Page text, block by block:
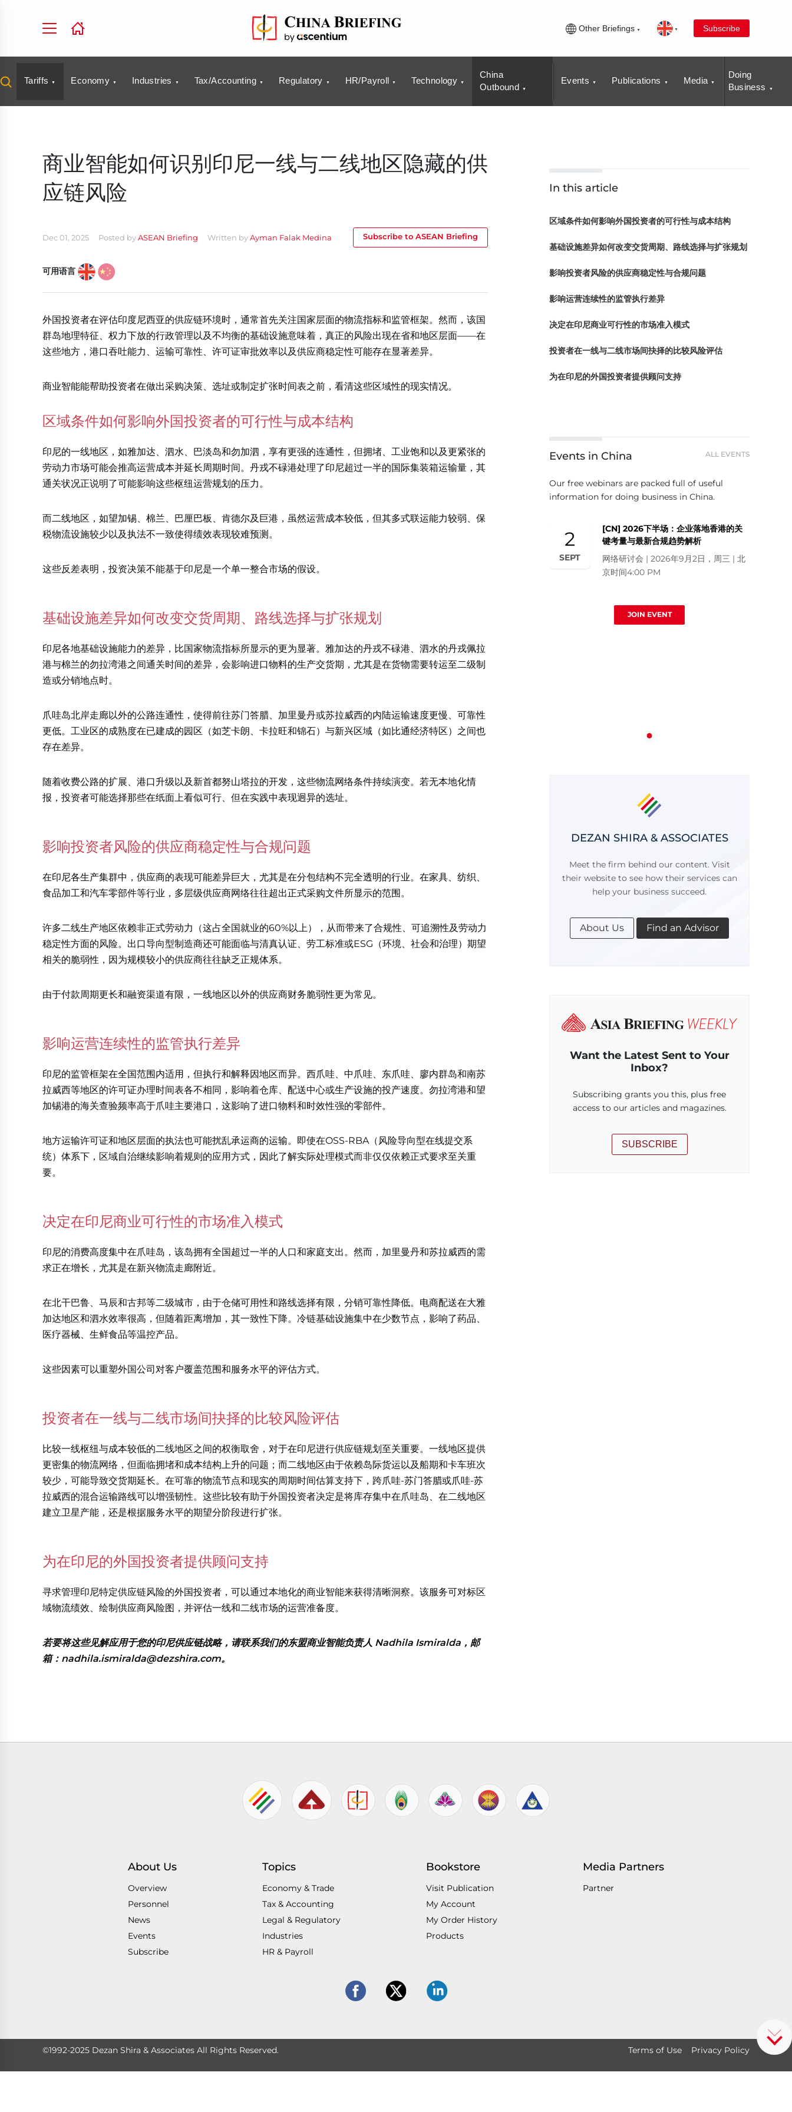
Other Briefings Subscribe
Tariffs Economy Industries Tax/Accounting Regulatory HR/Payroll Technology
China
Outbound
Events Publications Media
Doing
Business
商业智能如何识别印尼一线与二线地区隐藏的供
应链风险
Dec 01, 2025 Posted byASEAN Briefing Written byAyman Falak Medina Subscribe to ASEAN Briefing
可用语言
外国投资者在评估印度尼西亚的供应链环境时，通常首先关注国家层面的物流指标和监管框架。然而，该国
群岛地理特征、权力下放的行政管理以及不均衡的基础设施意味着，真正的风险出现在省和地区层面——在
这些地方，港口吞吐能力、运输可靠性、许可证审批效率以及供应商稳定性可能存在显著差异。
商业智能能帮助投资者在做出采购决策、选址或制定扩张时间表之前，看清这些区域性的现实情况。
区域条件如何影响外国投资者的可行性与成本结构
印尼的一线地区，如雅加达、泗水、巴淡岛和勿加泗，享有更强的连通性，但拥堵、工业饱和以及更紧张的
劳动力市场可能会推高运营成本并延长周期时间。丹戎不碌港处理了印尼超过一半的国际集装箱运输量，其
通关状况正说明了可能影响这些枢纽运营规划的压力。
而二线地区，如望加锡、棉兰、巴厘巴板、肯德尔及巨港，虽然运营成本较低，但其多式联运能力较弱、保
税物流设施较少以及执法不一致使得绩效表现较难预测。
这些反差表明，投资决策不能基于印尼是一个单一整合市场的假设。
基础设施差异如何改变交货周期、路线选择与扩张规划
印尼各地基础设施能力的差异，比国家物流指标所显示的更为显著。雅加达的丹戎不碌港、泗水的丹戎佩拉
港与棉兰的勿拉湾港之间通关时间的差异，会影响进口物料的生产交货期，尤其是在货物需要转运至二级制
造或分销地点时。
爪哇岛北岸走廊以外的公路连通性，使得前往苏门答腊、加里曼丹或苏拉威西的内陆运输速度更慢、可靠性
更低。工业区的成熟度在已建成的园区（如芝卡朗、卡拉旺和锦石）与新兴区域（如比通经济特区）之间也
存在差异。
随着收费公路的扩展、港口升级以及新首都努山塔拉的开发，这些物流网络条件持续演变。若无本地化情
报，投资者可能选择那些在纸面上看似可行、但在实践中表现迥异的选址。
影响投资者风险的供应商稳定性与合规问题
在印尼各生产集群中，供应商的表现可能差异巨大，尤其是在分包结构不完全透明的行业。在家具、纺织、
食品加工和汽车零部件等行业，多层级供应商网络往往超出正式采购文件所显示的范围。
许多二线生产地区依赖非正式劳动力（这占全国就业的60%以上），从而带来了合规性、可追溯性及劳动力
稳定性方面的风险。出口导向型制造商还可能面临与清真认证、劳工标准或ESG（环境、社会和治理）期望
相关的脆弱性，因为规模较小的供应商往往缺乏正规体系。
由于付款周期更长和融资渠道有限，一线地区以外的供应商财务脆弱性更为常见。
影响运营连续性的监管执行差异
印尼的监管框架在全国范围内适用，但执行和解释因地区而异。西爪哇、中爪哇、东爪哇、廖内群岛和南苏
拉威西等地区的许可证办理时间表各不相同，影响着仓库、配送中心或生产设施的投产速度。勿拉湾港和望
加锡港的海关查验频率高于爪哇主要港口，这影响了进口物料和时效性强的零部件。
地方运输许可证和地区层面的执法也可能扰乱承运商的运输。即使在OSS-RBA（风险导向型在线提交系
统）体系下，区域自治继续影响着规则的应用方式，因此了解实际处理模式而非仅仅依赖正式要求至关重
要。
决定在印尼商业可行性的市场准入模式
印尼的消费高度集中在爪哇岛，该岛拥有全国超过一半的人口和家庭支出。然而，加里曼丹和苏拉威西的需
求正在增长，尤其是在新兴物流走廊附近。
在北干巴鲁、马辰和古邦等二级城市，由于仓储可用性和路线选择有限，分销可靠性降低。电商配送在大雅
加达地区和泗水效率很高，但随着距离增加，其一致性下降。冷链基础设施集中在少数节点，影响了药品、
医疗器械、生鲜食品等温控产品。
这些因素可以重塑外国公司对客户覆盖范围和服务水平的评估方式。
投资者在一线与二线市场间抉择的比较风险评估
比较一线枢纽与成本较低的二线地区之间的权衡取舍，对于在印尼进行供应链规划至关重要。一线地区提供
更密集的物流网络，但面临拥堵和成本结构上升的问题；而二线地区由于依赖岛际货运以及船期和卡车班次
较少，可能导致交货期延长。在可靠的物流节点和现实的周期时间估算支持下，跨爪哇-苏门答腊或爪哇-苏
拉威西的混合运输路线可以增强韧性。这些比较有助于外国投资者决定是将库存集中在爪哇岛、在二线地区
建立卫星产能，还是根据服务水平的期望分阶段进行扩张。
为在印尼的外国投资者提供顾问支持
寻求管理印尼特定供应链风险的外国投资者，可以通过本地化的商业智能来获得清晰洞察。该服务可对标区
域物流绩效、绘制供应商风险图，并评估一线和二线市场的运营准备度。
若要将这些见解应用于您的印尼供应链战略，请联系我们的东盟商业智能负责人 Nadhila Ismiralda，邮
箱：nadhila.ismiralda@dezshira.com。
In this article
区域条件如何影响外国投资者的可行性与成本结构
基础设施差异如何改变交货周期、路线选择与扩张规划
影响投资者风险的供应商稳定性与合规问题
影响运营连续性的监管执行差异
决定在印尼商业可行性的市场准入模式
投资者在一线与二线市场间抉择的比较风险评估
为在印尼的外国投资者提供顾问支持
Events in China ALL EVENTS
Our free webinars are packed full of useful
information for doing business in China.
2
SEPT
[CN] 2026下半场：企业落地香港的关
键考量与最新合规趋势解析
网络研讨会 | 2026年9月2日，周三 | 北
京时间4:00 PM
JOIN EVENT
DEZAN SHIRA & ASSOCIATES
Meet the firm behind our content. Visit
their website to see how their services can
help your business succeed.
About Us Find an Advisor
Want the Latest Sent to Your
Inbox?
Subscribing grants you this, plus free
access to our articles and magazines.
SUBSCRIBE
About Us
Overview
Personnel
News
Events
Subscribe
Topics
Economy & Trade
Tax & Accounting
Legal & Regulatory
Industries
HR & Payroll
Bookstore
Visit Publication
My Account
My Order History
Products
Media Partners
Partner
©1992-2025 Dezan Shira & Associates All Rights Reserved. Terms of Use Privacy Policy